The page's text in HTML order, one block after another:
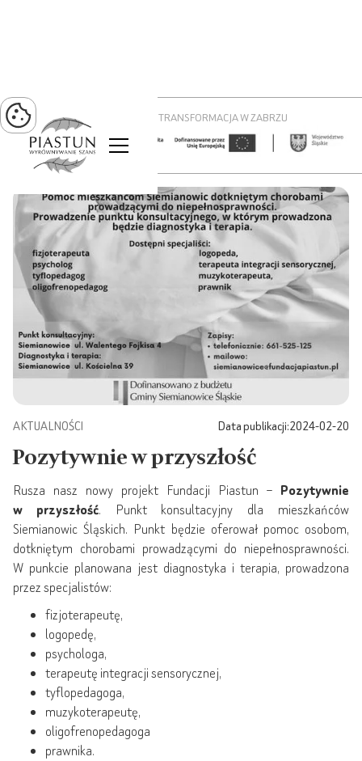
PROJEKT ZIELONA TRANSFORMACJA W ZABRZU
AKTUALNOŚCI Data publikacji:2024-02-20
Pozytywnie w przyszłość
Rusza nasz nowy projekt Fundacji Piastun – Pozytywnie
w przyszłość. Punkt konsultacyjny dla mieszkańców
Siemianowic Śląskich. Punkt będzie oferował pomoc osobom,
dotkniętym chorobami prowadzącymi do niepełnosprawności.
W punkcie planowana jest diagnostyka i terapia, prowadzona
przez specjalistów:
fizjoterapeutę,
logopedę,
psychologa,
terapeutę integracji sensorycznej,
tyflopedagoga,
muzykoterapeutę,
oligofrenopedagoga
prawnika.